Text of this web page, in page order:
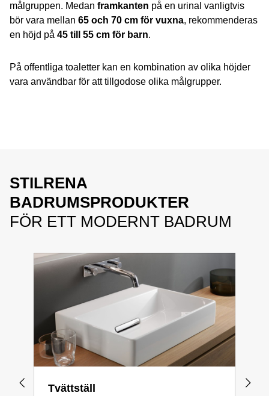
målgruppen. Medan framkanten på en urinal vanligtvis
bör vara mellan 65 och 70 cm för vuxna, rekommenderas
en höjd på 45 till 55 cm för barn.
På offentliga toaletter kan en kombination av olika höjder
vara användbar för att tillgodose olika målgrupper.
STILRENA
BADRUMSPRODUKTER
FÖR ETT MODERNT BADRUM
Tvättställ